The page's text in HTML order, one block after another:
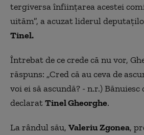
tergiversa înființarea acestei
uităm”, a acuzat liderul
Tinel.
Întrebat de ce crede că nu vor,
răspuns: „Cred că au ceva de
voi ei să ascundă? - n.r.) Bănuiesc
declaratTinel Gheorghe.
La rândul său, Valeriu Zgonea,